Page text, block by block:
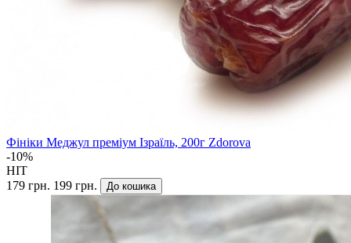
Фініки Меджул преміум Ізраїль, 200г Zdorova
-10%
HIT
179 грн. 199 грн. До кошика